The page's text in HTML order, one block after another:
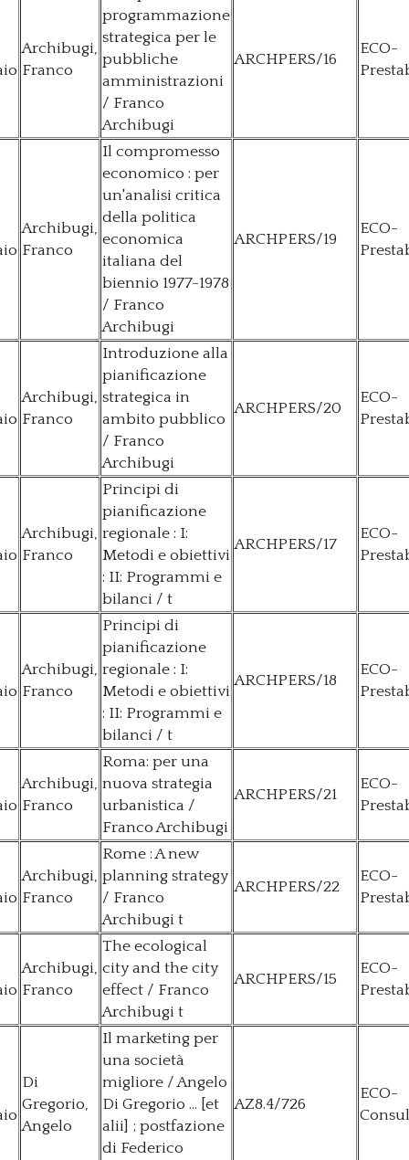
Archibugi,
Franco
programmazione
strategica per le
pubbliche
amministrazioni
/ Franco
Archibugi
ARCHPERS/16
ECO-
Archibugi,
Franco
Il compromesso
economico : per
un'analisi critica
della politica
economica
italiana del
biennio 1977-1978
/ Franco
Archibugi
ARCHPERS/19
ECO-
Archibugi,
Franco
Introduzione alla
pianificazione
strategica in
ambito pubblico
/ Franco
Archibugi
ARCHPERS/20
ECO-
Archibugi,
Franco
Principi di
pianificazione
regionale : I:
Metodi e obiettivi
: II: Programmi e
bilanci / t
ARCHPERS/17
ECO-
Archibugi,
Franco
Principi di
pianificazione
regionale : I:
Metodi e obiettivi
: II: Programmi e
bilanci / t
ARCHPERS/18
ECO-
Archibugi,
Franco
Roma: per una
nuova strategia
urbanistica /
Franco Archibugi
ARCHPERS/21
ECO-
Archibugi,
Franco
Rome : A new
planning strategy
/ Franco
Archibugi t
ARCHPERS/22
ECO-
Archibugi,
Franco
The ecological
city and the city
effect / Franco
Archibugi t
ARCHPERS/15
ECO-
Di
Gregorio,
Angelo
Il marketing per
una società
migliore / Angelo
Di Gregorio ... [et
alii] ; postfazione
di Federico
AZ8.4/726
ECO-